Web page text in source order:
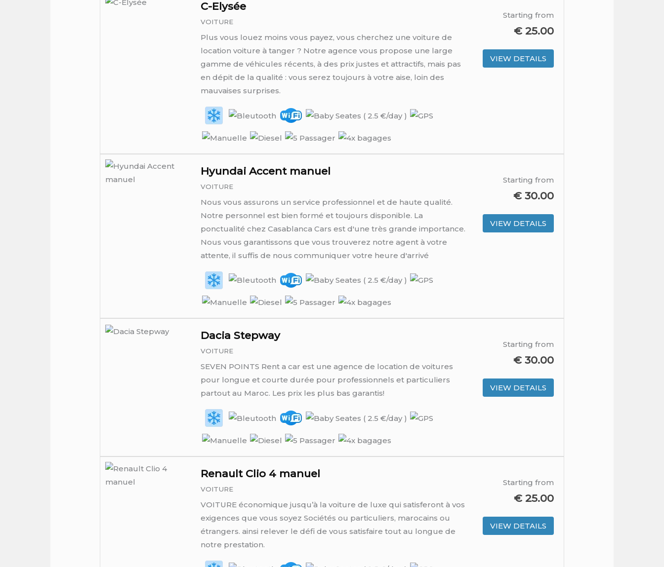
C-Elysée
VOITURE
Plus vous louez moins vous payez, vous cherchez une voiture de
location voiture à tanger ? Notre agence vous propose une large
gamme de véhicules récents, à des prix justes et attractifs, mais pas
en dépit de la qualité : vous serez toujours à votre aise, loin des
mauvaises surprises.
Starting from
€ 25.00
VIEW DETAILS
Hyundai Accent manuel
VOITURE
Nous vous assurons un service professionnel et de haute qualité.
Notre personnel est bien formé et toujours disponible. La
ponctualité chez Casablanca Cars est d'une très grande importance.
Nous vous garantissons que vous trouverez notre agent à votre
attente, il suffis de nous communiquer votre heure d'arrivé
Starting from
€ 30.00
VIEW DETAILS
Dacia Stepway
VOITURE
SEVEN POINTS Rent a car est une agence de location de voitures
pour longue et courte durée pour professionnels et particuliers
partout au Maroc. Les prix les plus bas garantis!
Starting from
€ 30.00
VIEW DETAILS
Renault Clio 4 manuel
VOITURE
VOITURE économique jusqu’à la voiture de luxe qui satisferont à vos
exigences que vous soyez Sociétés ou particuliers, marocains ou
étrangers. ainsi relever le défi de vous satisfaire tout au longue de
notre prestation.
Starting from
€ 25.00
VIEW DETAILS